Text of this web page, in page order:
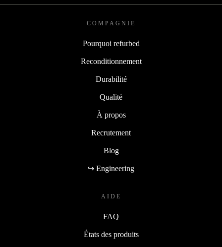
COMPAGNIE
Pourquoi refurbed
Reconditionnement
Durabilité
Qualité
À propos
Recrutement
Blog
↪ Engineering
AIDE
FAQ
États des produits